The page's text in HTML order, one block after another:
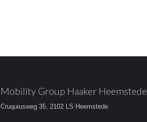
Mobility Group Haaker Heemstede
Cruquiusweg 35, 2102 LS Heemstede